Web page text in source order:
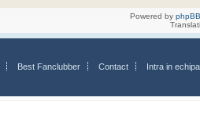
Powered by phpBB
Best Fanclubber Contact Intra in